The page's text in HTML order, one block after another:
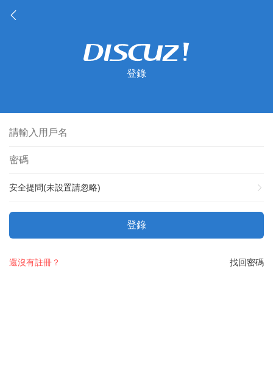
登錄
安全提問(未設置請忽略)
登錄
找回密碼
還沒有註冊？